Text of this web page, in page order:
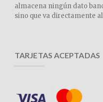
almacena ningún dato
sino que va directamente
TARJETAS ACEPTADAS